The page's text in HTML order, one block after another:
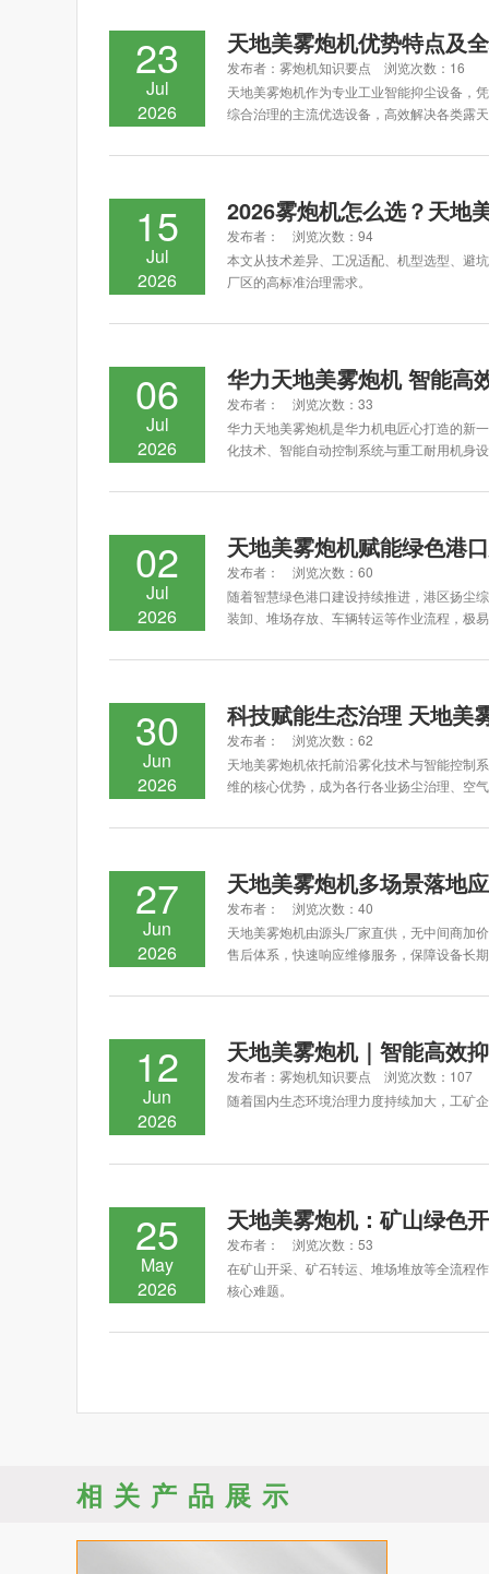
23
Jul
2026
天地美雾炮机优势特点及
发布者：雾炮机知识要点 浏览次数：16
天地美雾炮机作为专业工业智能抑尘设备，
综合治理的主流优选设备，高效解决各类露
15
Jul
2026
2026雾炮机怎么选？天地
发布者： 浏览次数：94
本文从技术差异、工况适配、机型选型、避
厂区的高标准治理需求。
06
Jul
2026
华力天地美雾炮机 智能高
发布者： 浏览次数：33
华力天地美雾炮机是华力机电匠心打造的新
化技术、智能自动控制系统与重工耐用机身
02
Jul
2026
天地美雾炮机赋能绿色港
发布者： 浏览次数：60
随着智慧绿色港口建设持续推进，港区扬尘
装卸、堆场存放、车辆转运等作业流程，极
30
Jun
2026
科技赋能生态治理 天地美
发布者： 浏览次数：62
天地美雾炮机依托前沿雾化技术与智能控制
维的核心优势，成为各行各业扬尘治理、空
27
Jun
2026
天地美雾炮机多场景落地
发布者： 浏览次数：40
天地美雾炮机由源头厂家直供，无中间商加
售后体系，快速响应维修服务，保障设备长
12
Jun
2026
天地美雾炮机｜智能高效
发布者：雾炮机知识要点 浏览次数：107
随着国内生态环境治理力度持续加大，工矿
25
May
2026
天地美雾炮机：矿山绿色
发布者： 浏览次数：53
在矿山开采、矿石转运、堆场堆放等全流程
核心难题。
相关产品展示